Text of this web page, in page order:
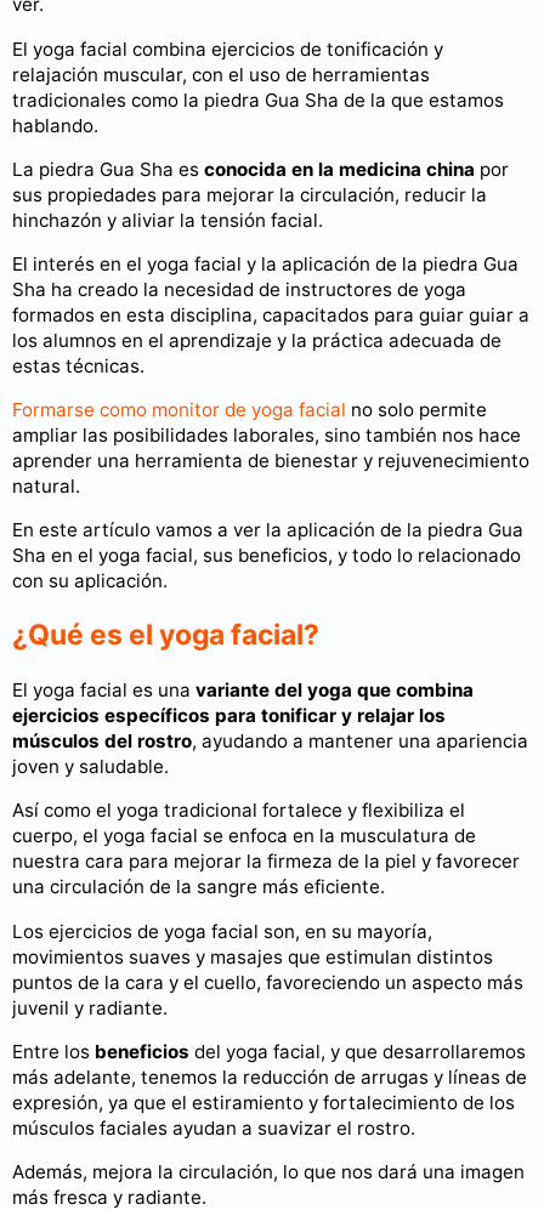
ver.
El yoga facial combina ejercicios de tonificación y
relajación muscular, con el uso de herramientas
tradicionales como la piedra Gua Sha de la que estamos
hablando.
La piedra Gua Sha es conocida en la medicina china por
sus propiedades para mejorar la circulación, reducir la
hinchazón y aliviar la tensión facial.
El interés en el yoga facial y la aplicación de la piedra Gua
Sha ha creado la necesidad de instructores de yoga
formados en esta disciplina, capacitados para guiar guiar a
los alumnos en el aprendizaje y la práctica adecuada de
estas técnicas.
Formarse como monitor de yoga facial no solo permite
ampliar las posibilidades laborales, sino también nos hace
aprender una herramienta de bienestar y rejuvenecimiento
natural.
En este artículo vamos a ver la aplicación de la piedra Gua
Sha en el yoga facial, sus beneficios, y todo lo relacionado
con su aplicación.
¿Qué es el yoga facial?
El yoga facial es una variante del yoga que combina
ejercicios específicos para tonificar y relajar los
músculos del rostro, ayudando a mantener una apariencia
joven y saludable.
Así como el yoga tradicional fortalece y flexibiliza el
cuerpo, el yoga facial se enfoca en la musculatura de
nuestra cara para mejorar la firmeza de la piel y favorecer
una circulación de la sangre más eficiente.
Los ejercicios de yoga facial son, en su mayoría,
movimientos suaves y masajes que estimulan distintos
puntos de la cara y el cuello, favoreciendo un aspecto más
juvenil y radiante.
Entre los beneficios del yoga facial, y que desarrollaremos
más adelante, tenemos la reducción de arrugas y líneas de
expresión, ya que el estiramiento y fortalecimiento de los
músculos faciales ayudan a suavizar el rostro.
Además, mejora la circulación, lo que nos dará una imagen
más fresca y radiante.